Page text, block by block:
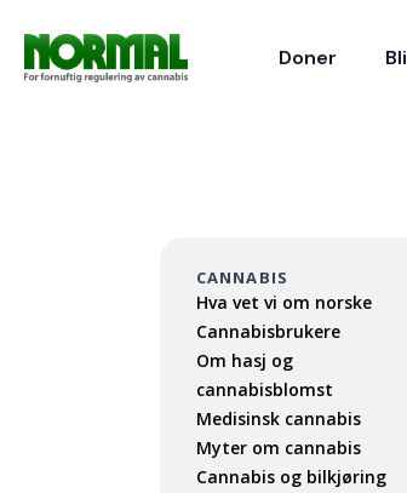
Doner
CANNABIS
Hva vet vi om norske
Cannabisbrukere
Om hasj og
cannabisblomst
Medisinsk cannabis
Myter om cannabis
Cannabis og bilkjøring